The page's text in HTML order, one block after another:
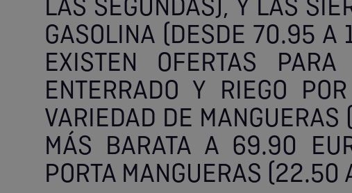
LAS SEGUNDAS), Y LAS
GASOLINA (DESDE 70.95 A
EXISTEN OFERTAS
ENTERRADO Y RIEGO
VARIEDAD DE
MÁS BARATA A 69.90
PORTA MANGUERAS (22.50